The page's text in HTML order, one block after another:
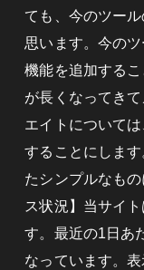
ても、今のツー
思います。今の
機能を追加する
が長くなってき
エイトについて
することにしま
たシンプルなも
ス状況】当サイ
す。最近の1日あ
なっています。